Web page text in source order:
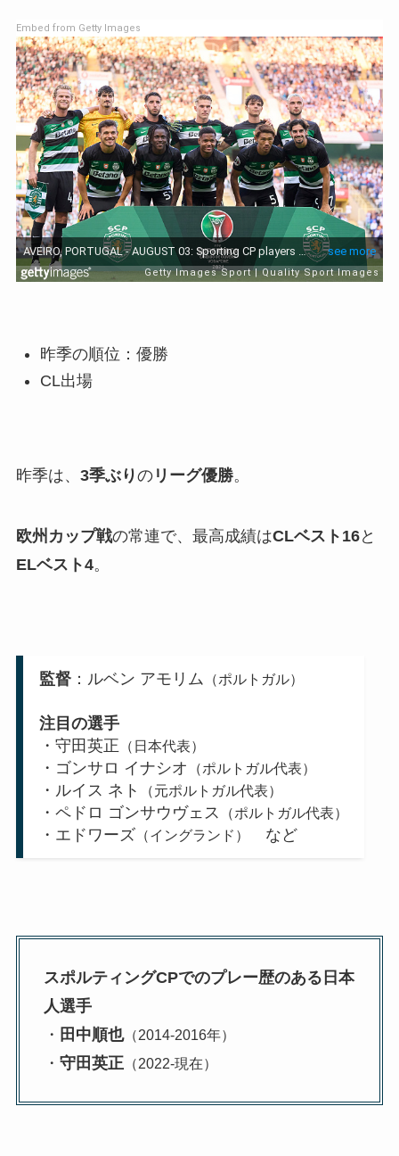
Embed from Getty Images
昨季の順位：優勝
CL出場
昨季は、 3季ぶりのリーグ優勝。
欧州カップ戦の常連で、最高成績はCLベスト16と
ELベスト4。
監督：ルベン アモリム （ポルトガル）
注目の選手
・守田英正 （日本代表）
・ゴンサロ イナシオ （ポルトガル代表）
・ルイス ネト （元ポルトガル代表）
・ペドロ ゴンサウヴェス （ポルトガル代表）
・エドワーズ（イングランド） など
スポルティングCPでのプレー歴のある日本
人選手
・ 田中順也（2014-2016年）
・ 守田英正（2022-現在）